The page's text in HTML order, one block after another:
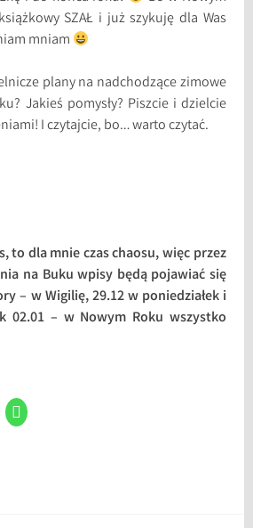
SZAŁ i już szykuję dla Was
mniam
plany na nadchodzące zimowe
Jakieś pomysły? Piszcie i dzielcie
I czytajcie, bo… warto czytać.
to dla mnie czas chaosu, więc przez
na Buku wpisy będą pojawiać się
– w Wigilię, 29.12 w poniedziałek i
02.01 – w Nowym Roku wszystko